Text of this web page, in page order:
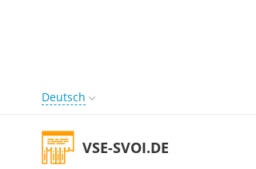
Deutsch
VSE-SVOI.DE